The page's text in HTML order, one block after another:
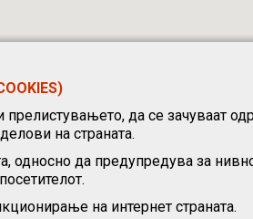
да се зачуваат
на страната.
односно да предупредува за
на интернет страната.